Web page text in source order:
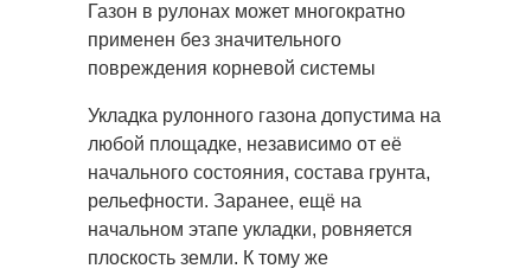
Газон в рулонах может многократно
применен без значительного
повреждения корневой системы
Укладка рулонного газона допустима на
любой площадке, независимо от её
начального состояния, состава грунта,
рельефности. Заранее, ещё на
начальном этапе укладки, ровняется
плоскость земли. К тому же